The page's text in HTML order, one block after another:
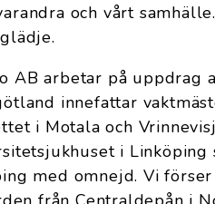
och vårt
AB arbetar på uppdrag
innefattar
i Motala och
i
med omnejd. Vi